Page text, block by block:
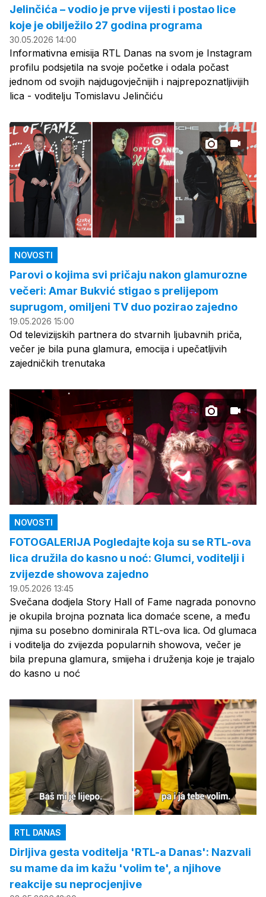
Jelinčića – vodio je prve vijesti i postao lice
koje je obilježilo 27 godina programa
30.05.2026 14:00
Informativna emisija RTL Danas na svom je Instagram
profilu podsjetila na svoje početke i odala počast
jednom od svojih najdugovječnijih i najprepoznatljivijih
lica - voditelju Tomislavu Jelinčiću
NOVOSTI
Parovi o kojima svi pričaju nakon glamurozne
večeri: Amar Bukvić stigao s prelijepom
suprugom, omiljeni TV duo pozirao zajedno
19.05.2026 15:00
Od televizijskih partnera do stvarnih ljubavnih priča,
večer je bila puna glamura, emocija i upečatljivih
zajedničkih trenutaka
NOVOSTI
FOTOGALERIJA Pogledajte koja su se RTL-ova
lica družila do kasno u noć: Glumci, voditelji i
zvijezde showova zajedno
19.05.2026 13:45
Svečana dodjela Story Hall of Fame nagrada ponovno
je okupila brojna poznata lica domaće scene, a među
njima su posebno dominirala RTL-ova lica. Od glumaca
i voditelja do zvijezda popularnih showova, večer je
bila prepuna glamura, smijeha i druženja koje je trajalo
do kasno u noć
RTL DANAS
Dirljiva gesta voditelja 'RTL-a Danas': Nazvali
su mame da im kažu 'volim te', a njihove
reakcije su neprocjenjive